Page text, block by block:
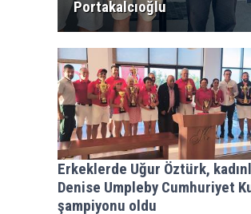
Portakalcıoğlu
Erkeklerde Uğur Öztürk,
Denise Umpleby Cumhuriyet
şampiyonu oldu